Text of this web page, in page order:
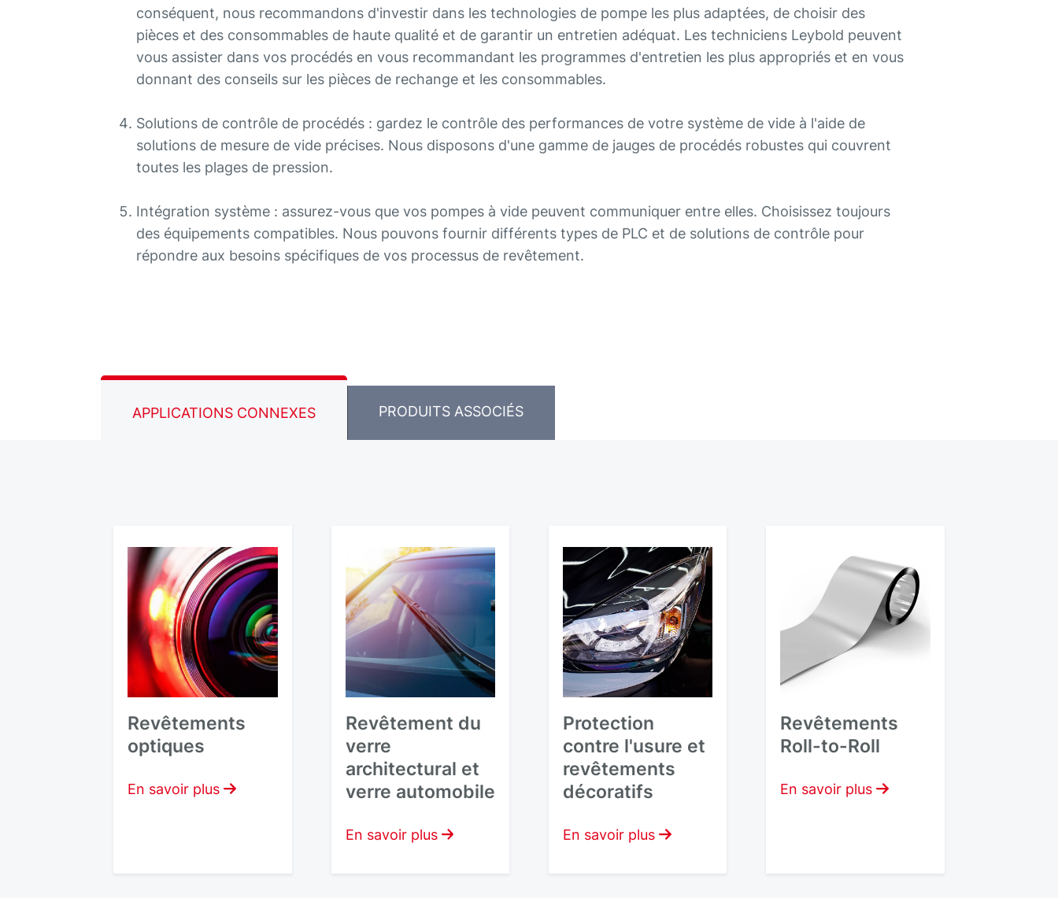
conséquent, nous recommandons d'investir dans les technologies de pompe les plus adaptées, de choisir des
pièces et des consommables de haute qualité et de garantir un entretien adéquat. Les techniciens Leybold peuvent
vous assister dans vos procédés en vous recommandant les programmes d'entretien les plus appropriés et en vous
donnant des conseils sur les pièces de rechange et les consommables.
Solutions de contrôle de procédés : gardez le contrôle des performances de votre système de vide à l'aide de
solutions de mesure de vide précises. Nous disposons d'une gamme de jauges de procédés robustes qui couvrent
toutes les plages de pression.
Intégration système : assurez-vous que vos pompes à vide peuvent communiquer entre elles. Choisissez toujours
des équipements compatibles. Nous pouvons fournir différents types de PLC et de solutions de contrôle pour
répondre aux besoins spécifiques de vos processus de revêtement.
APPLICATIONS CONNEXES PRODUITS ASSOCIÉS
Revêtements
optiques
En savoir plus
Revêtement du
verre
architectural et
verre automobile
En savoir plus
Protection
contre l'usure et
revêtements
décoratifs
En savoir plus
Revêtements
Roll-to-Roll
En savoir plus